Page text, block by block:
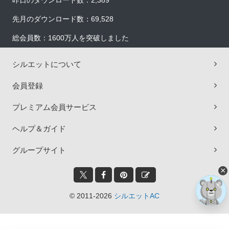
先月のダウンロード数：69,528
総会員数：1600万人を突破しました
シルエットについて
会員登録
プレミアム会員サービス
ヘルプ＆ガイド
グループサイト
© 2011-2026 シルエットAC
×